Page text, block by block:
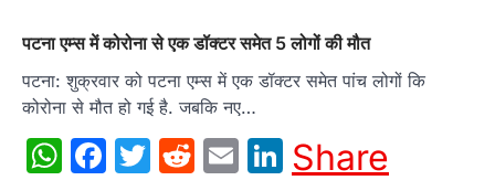
पटना एम्स में कोरोना से एक डॉक्टर समेत 5 लोगों की मौत
पटना: शुक्रवार को पटना एम्स में एक डॉक्टर समेत पांच लोगों कि
कोरोना से मौत हो गई है. जबकि नए…
WhatsApp
Facebook
Twitter
Reddit
EmailLinkedIn
Share